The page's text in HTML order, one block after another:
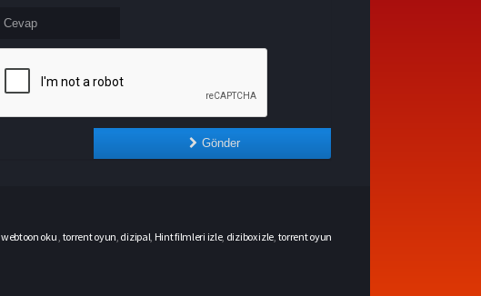
Gönder
webtoon oku torrent oyun dizipal Hint filmleri izle, dizibox izle torrent oyun